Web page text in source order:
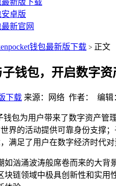
最新版下载
安卓版
最新官网
钱包最新版下载 > 正文
钱包，开启数字
下载 来源：网络 作者： 编辑
包为用户带来了数字资产管
界的活动提供可靠身份支撑
满足了用户在数字经济时代对
如汹涌波涛般席卷而来的大背
块链领域中极具创新性和实